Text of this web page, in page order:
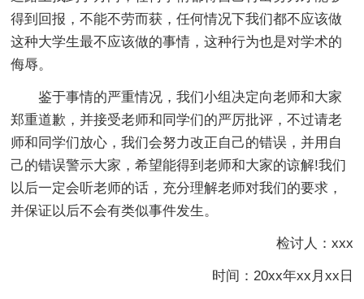
得到回报，不能不劳而获，任何情况下我们都不应该做
这种大学生最不应该做的事情，这种行为也是对学术的
侮辱。
鉴于事情的严重情况，我们小组决定向老师和大家
郑重道歉，并接受老师和同学们的严厉批评，不过请老
师和同学们放心，我们会努力改正自己的错误，并用自
己的错误警示大家，希望能得到老师和大家的谅解!我们
以后一定会听老师的话，充分理解老师对我们的要求，
并保证以后不会有类似事件发生。
检讨人：xxx
时间：20xx年xx月xx日